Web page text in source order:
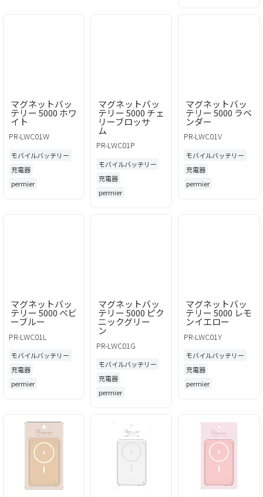
マグネットバッ
テリー 5000 ホワ
イト
PR-LWC01W
モバイルバッテリー
充電器
permier
マグネットバッ
テリー 5000 チェ
リーブロッサ
ム
PR-LWC01P
モバイルバッテリー
充電器
permier
マグネットバッ
テリー 5000 ラベ
ンダー
PR-LWC01V
モバイルバッテリー
充電器
permier
マグネットバッ
テリー 5000 ベビ
ーブルー
PR-LWC01L
モバイルバッテリー
充電器
permier
マグネットバッ
テリー 5000 ピク
ニックグリー
ン
PR-LWC01G
モバイルバッテリー
充電器
permier
マグネットバッ
テリー 5000 レモ
ンイエロー
PR-LWC01Y
モバイルバッテリー
充電器
permier